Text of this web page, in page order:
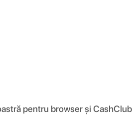
pentru browser și CashClub